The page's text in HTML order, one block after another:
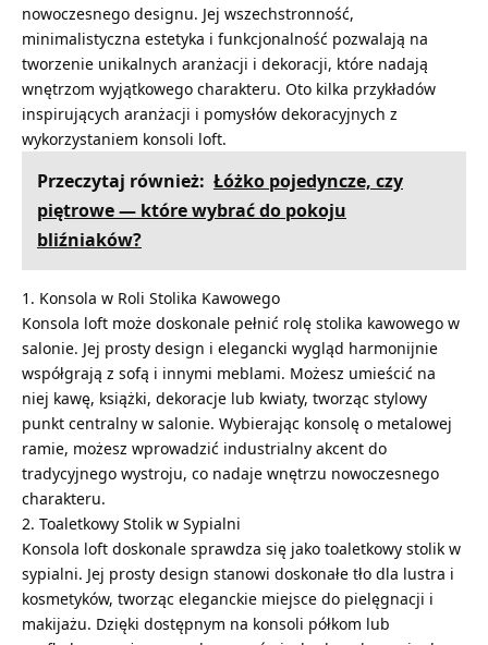
nowoczesnego designu. Jej wszechstronność,
minimalistyczna estetyka i funkcjonalność pozwalają na
tworzenie unikalnych aranżacji i dekoracji, które nadają
wnętrzom wyjątkowego charakteru. Oto kilka przykładów
inspirujących aranżacji i pomysłów dekoracyjnych z
wykorzystaniem konsoli loft.
Przeczytaj również: Łóżko pojedyncze, czy
piętrowe — które wybrać do pokoju
bliźniaków?
1. Konsola w Roli Stolika Kawowego
Konsola loft może doskonale pełnić rolę stolika kawowego w
salonie. Jej prosty design i elegancki wygląd harmonijnie
współgrają z sofą i innymi meblami. Możesz umieścić na
niej kawę, książki, dekoracje lub kwiaty, tworząc stylowy
punkt centralny w salonie. Wybierając konsolę o metalowej
ramie, możesz wprowadzić industrialny akcent do
tradycyjnego wystroju, co nadaje wnętrzu nowoczesnego
charakteru.
2. Toaletkowy Stolik w Sypialni
Konsola loft doskonale sprawdza się jako toaletkowy stolik w
sypialni. Jej prosty design stanowi doskonałe tło dla lustra i
kosmetyków, tworząc eleganckie miejsce do pielęgnacji i
makijażu. Dzięki dostępnym na konsoli półkom lub